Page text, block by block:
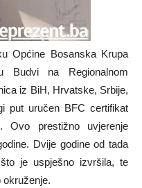
Općine Bosanska Krupa
na Regionalnom
iz BiH, Hrvatske, Srbije,
put uručen BFC certifikat
Ovo prestižno uvjerenje
Dvije godine od tada
je uspješno izvršila, te
okruženje.